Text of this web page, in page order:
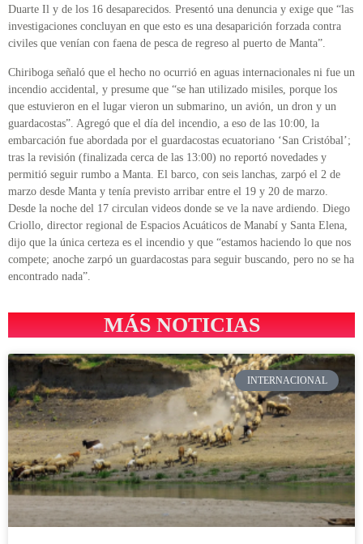
Duarte Il y de los 16 desaparecidos. Presentó una denuncia y exige que “las
investigaciones concluyan en que esto es una desaparición forzada contra
civiles que venían con faena de pesca de regreso al puerto de Manta”.
Chiriboga señaló que el hecho no ocurrió en aguas internacionales ni fue un
incendio accidental, y presume que “se han utilizado misiles, porque los
que estuvieron en el lugar vieron un submarino, un avión, un dron y un
guardacostas”. Agregó que el día del incendio, a eso de las 10:00, la
embarcación fue abordada por el guardacostas ecuatoriano ‘San Cristóbal’;
tras la revisión (finalizada cerca de las 13:00) no reportó novedades y
permitió seguir rumbo a Manta. El barco, con seis lanchas, zarpó el 2 de
marzo desde Manta y tenía previsto arribar entre el 19 y 20 de marzo.
Desde la noche del 17 circulan videos donde se ve la nave ardiendo. Diego
Criollo, director regional de Espacios Acuáticos de Manabí y Santa Elena,
dijo que la única certeza es el incendio y que “estamos haciendo lo que nos
compete; anoche zarpó un guardacostas para seguir buscando, pero no se ha
encontrado nada”.
MÁS NOTICIAS
INTERNACIONAL